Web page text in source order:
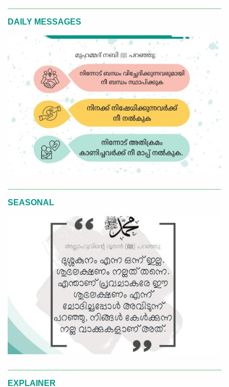
DAILY MESSAGES
SEASONAL
EXPLAINER